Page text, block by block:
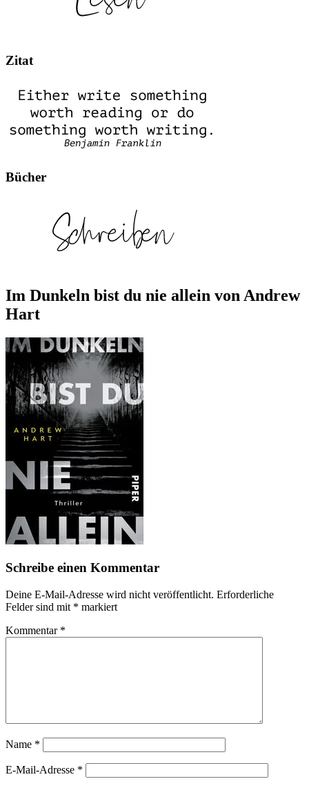
Zitat
Bücher
Im Dunkeln bist du nie allein von Andrew
Hart
Schreibe einen Kommentar
Deine E-Mail-Adresse wird nicht veröffentlicht. Erforderliche
Felder sind mit * markiert
Kommentar *
Name *
E-Mail-Adresse *